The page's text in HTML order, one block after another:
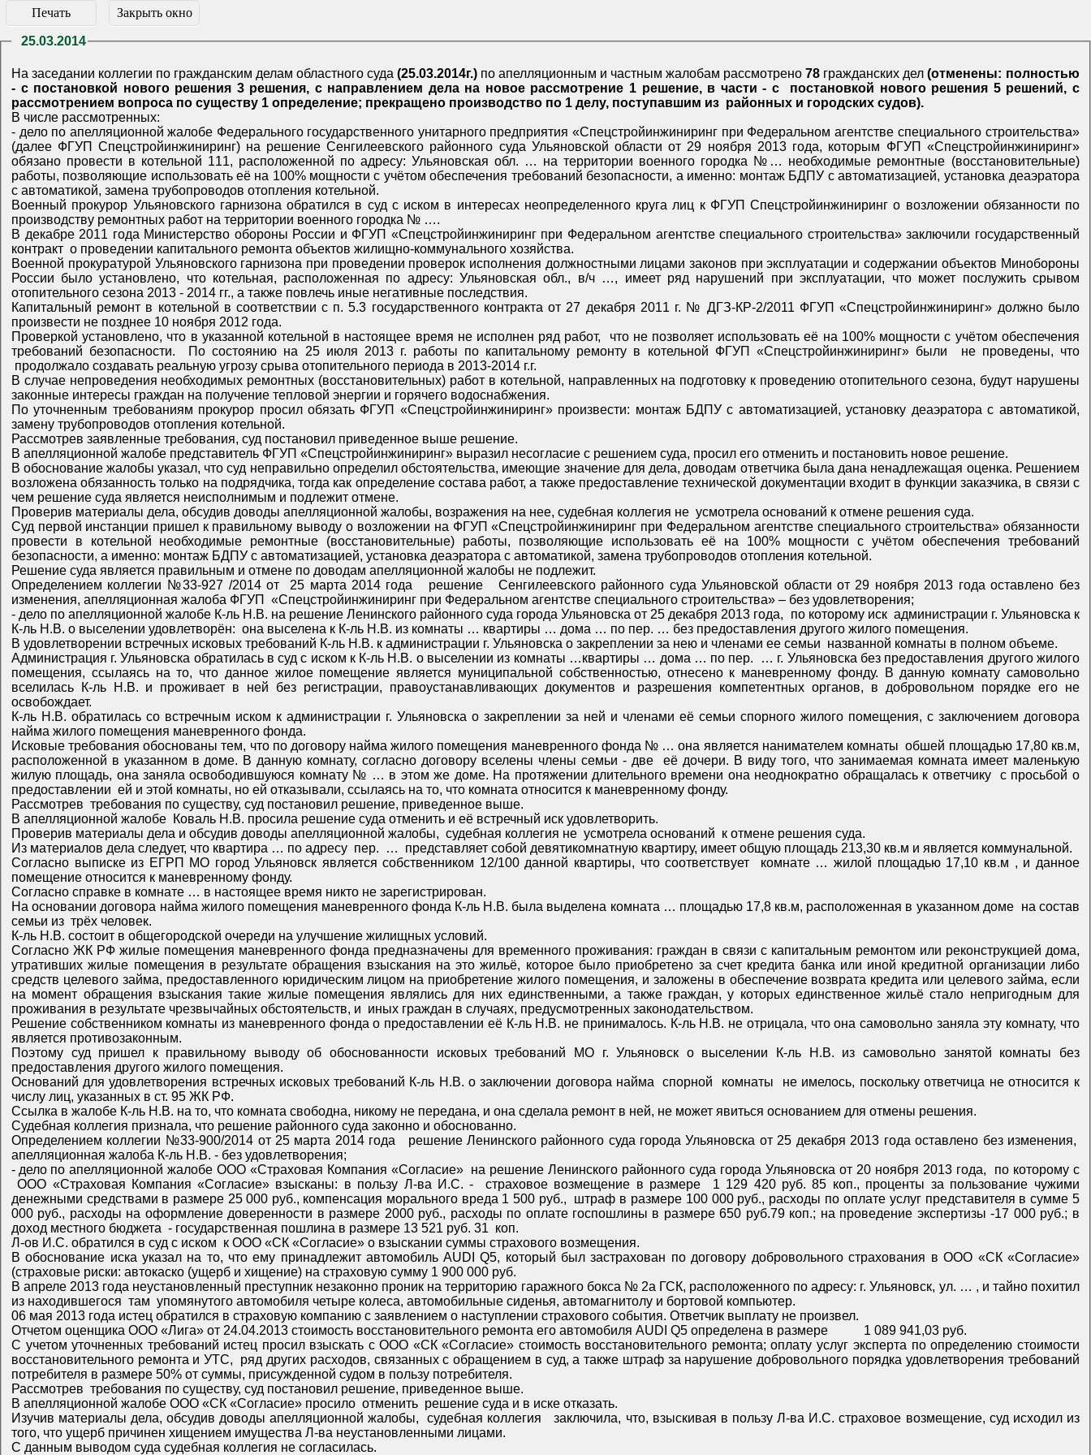
Печать Закрыть окно
25.03.2014
На заседании коллегии по гражданским делам областного суда (25.03.2014г.) по апелляционным и частным жалобам рассмотрено 78 гражданских дел (отменены: полностью
- с постановкой нового решения 3 решения, с направлением дела на новое рассмотрение 1 решение, в части - с постановкой нового решения 5 решений, с
рассмотрением вопроса по существу 1 определение; прекращено производство по 1 делу, поступавшим из районных и городских судов).
В числе рассмотренных:
- дело по апелляционной жалобе Федерального государственного унитарного предприятия «Спецстройинжиниринг при Федеральном агентстве специального строительства»
(далее ФГУП Спецстройинжиниринг) на решение Сенгилеевского районного суда Ульяновской области от 29 ноября 2013 года, которым ФГУП «Спецстройинжиниринг»
обязано провести в котельной 111, расположенной по адресу: Ульяновская обл. … на территории военного городка №… необходимые ремонтные (восстановительные)
работы, позволяющие использовать её на 100% мощности с учётом обеспечения требований безопасности, а именно: монтаж БДПУ с автоматизацией, установка деаэратора
с автоматикой, замена трубопроводов отопления котельной.
Военный прокурор Ульяновского гарнизона обратился в суд с иском в интересах неопределенного круга лиц к ФГУП Спецстройинжиниринг о возложении обязанности по
производству ремонтных работ на территории военного городка № ….
В декабре 2011 года Министерство обороны России и ФГУП «Спецстройинжиниринг при Федеральном агентстве специального строительства» заключили государственный
контракт о проведении капитального ремонта объектов жилищно-коммунального хозяйства.
Военной прокуратурой Ульяновского гарнизона при проведении проверок исполнения должностными лицами законов при эксплуатации и содержании объектов Минобороны
России было установлено, что котельная, расположенная по адресу: Ульяновская обл., в/ч …, имеет ряд нарушений при эксплуатации, что может послужить срывом
отопительного сезона 2013 - 2014 гг., а также повлечь иные негативные последствия.
Капитальный ремонт в котельной в соответствии с п. 5.3 государственного контракта от 27 декабря 2011 г. № ДГЗ-КР-2/2011 ФГУП «Спецстройинжиниринг» должно было
произвести не позднее 10 ноября 2012 года.
Проверкой установлено, что в указанной котельной в настоящее время не исполнен ряд работ, что не позволяет использовать её на 100% мощности с учётом обеспечения
требований безопасности. По состоянию на 25 июля 2013 г. работы по капитальному ремонту в котельной ФГУП «Спецстройинжиниринг» были не проведены, что
продолжало создавать реальную угрозу срыва отопительного периода в 2013-2014 г.г.
В случае непроведения необходимых ремонтных (восстановительных) работ в котельной, направленных на подготовку к проведению отопительного сезона, будут нарушены
законные интересы граждан на получение тепловой энергии и горячего водоснабжения.
По уточненным требованиям прокурор просил обязать ФГУП «Спецстройинжиниринг» произвести: монтаж БДПУ с автоматизацией, установку деаэратора с автоматикой,
замену трубопроводов отопления котельной.
Рассмотрев заявленные требования, суд постановил приведенное выше решение.
В апелляционной жалобе представитель ФГУП «Спецстройинжиниринг» выразил несогласие с решением суда, просил его отменить и постановить новое решение.
В обоснование жалобы указал, что суд неправильно определил обстоятельства, имеющие значение для дела, доводам ответчика была дана ненадлежащая оценка. Решением
возложена обязанность только на подрядчика, тогда как определение состава работ, а также предоставление технической документации входит в функции заказчика, в связи с
чем решение суда является неисполнимым и подлежит отмене.
Проверив материалы дела, обсудив доводы апелляционной жалобы, возражения на нее, судебная коллегия не усмотрела оснований к отмене решения суда.
Суд первой инстанции пришел к правильному выводу о возложении на ФГУП «Спецстройинжиниринг при Федеральном агентстве специального строительства» обязанности
провести в котельной необходимые ремонтные (восстановительные) работы, позволяющие использовать её на 100% мощности с учётом обеспечения требований
безопасности, а именно: монтаж БДПУ с автоматизацией, установка деаэратора с автоматикой, замена трубопроводов отопления котельной.
Решение суда является правильным и отмене по доводам апелляционной жалобы не подлежит.
Определением коллегии №33-927 /2014 от 25 марта 2014 года решение Сенгилеевского районного суда Ульяновской области от 29 ноября 2013 года оставлено без
изменения, апелляционная жалоба ФГУП «Спецстройинжиниринг при Федеральном агентстве специального строительства» – без удовлетворения;
- дело по апелляционной жалобе К-ль Н.В. на решение Ленинского районного суда города Ульяновска от 25 декабря 2013 года, по которому иск администрации г. Ульяновска к
К-ль Н.В. о выселении удовлетворён: она выселена к К-ль Н.В. из комнаты … квартиры … дома … по пер. … без предоставления другого жилого помещения.
В удовлетворении встречных исковых требований К-ль Н.В. к администрации г. Ульяновска о закреплении за нею и членами ее семьи названной комнаты в полном объеме.
Администрация г. Ульяновска обратилась в суд с иском к К-ль Н.В. о выселении из комнаты …квартиры … дома … по пер. … г. Ульяновска без предоставления другого жилого
помещения, ссылаясь на то, что данное жилое помещение является муниципальной собственностью, отнесено к маневренному фонду. В данную комнату самовольно
вселилась К-ль Н.В. и проживает в ней без регистрации, правоустанавливающих документов и разрешения компетентных органов, в добровольном порядке его не
освобождает.
К-ль Н.В. обратилась со встречным иском к администрации г. Ульяновска о закреплении за ней и членами её семьи спорного жилого помещения, с заключением договора
найма жилого помещения маневренного фонда.
Исковые требования обоснованы тем, что по договору найма жилого помещения маневренного фонда № … она является нанимателем комнаты обшей площадью 17,80 кв.м,
расположенной в указанном в доме. В данную комнату, согласно договору вселены члены семьи - две её дочери. В виду того, что занимаемая комната имеет маленькую
жилую площадь, она заняла освободившуюся комнату № … в этом же доме. На протяжении длительного времени она неоднократно обращалась к ответчику с просьбой о
предоставлении ей и этой комнаты, но ей отказывали, ссылаясь на то, что комната относится к маневренному фонду.
Рассмотрев требования по существу, суд постановил решение, приведенное выше.
В апелляционной жалобе Коваль Н.В. просила решение суда отменить и её встречный иск удовлетворить.
Проверив материалы дела и обсудив доводы апелляционной жалобы, судебная коллегия не усмотрела оснований к отмене решения суда.
Из материалов дела следует, что квартира … по адресу пер. … представляет собой девятикомнатную квартиру, имеет общую площадь 213,30 кв.м и является коммунальной.
Согласно выписке из ЕГРП МО город Ульяновск является собственником 12/100 данной квартиры, что соответствует комнате … жилой площадью 17,10 кв.м , и данное
помещение относится к маневренному фонду.
Согласно справке в комнате … в настоящее время никто не зарегистрирован.
На основании договора найма жилого помещения маневренного фонда К-ль Н.В. была выделена комната … площадью 17,8 кв.м, расположенная в указанном доме на состав
семьи из трёх человек.
К-ль Н.В. состоит в общегородской очереди на улучшение жилищных условий.
Согласно ЖК РФ жилые помещения маневренного фонда предназначены для временного проживания: граждан в связи с капитальным ремонтом или реконструкцией дома,
утративших жилые помещения в результате обращения взыскания на это жильё, которое было приобретено за счет кредита банка или иной кредитной организации либо
средств целевого займа, предоставленного юридическим лицом на приобретение жилого помещения, и заложены в обеспечение возврата кредита или целевого займа, если
на момент обращения взыскания такие жилые помещения являлись для них единственными, а также граждан, у которых единственное жильё стало непригодным для
проживания в результате чрезвычайных обстоятельств, и иных граждан в случаях, предусмотренных законодательством.
Решение собственником комнаты из маневренного фонда о предоставлении её К-ль Н.В. не принималось. К-ль Н.В. не отрицала, что она самовольно заняла эту комнату, что
является противозаконным.
Поэтому суд пришел к правильному выводу об обоснованности исковых требований МО г. Ульяновск о выселении К-ль Н.В. из самовольно занятой комнаты без
предоставления другого жилого помещения.
Оснований для удовлетворения встречных исковых требований К-ль Н.В. о заключении договора найма спорной комнаты не имелось, поскольку ответчица не относится к
числу лиц, указанных в ст. 95 ЖК РФ.
Ссылка в жалобе К-ль Н.В. на то, что комната свободна, никому не передана, и она сделала ремонт в ней, не может явиться основанием для отмены решения.
Судебная коллегия признала, что решение районного суда законно и обоснованно.
Определением коллегии №33-900/2014 от 25 марта 2014 года решение Ленинского районного суда города Ульяновска от 25 декабря 2013 года оставлено без изменения,
апелляционная жалоба К-ль Н.В. - без удовлетворения;
- дело по апелляционной жалобе ООО «Страховая Компания «Согласие» на решение Ленинского районного суда города Ульяновска от 20 ноября 2013 года, по которому с
ООО «Страховая Компания «Согласие» взысканы: в пользу Л-ва И.С. - страховое возмещение в размере 1 129 420 руб. 85 коп., проценты за пользование чужими
денежными средствами в размере 25 000 руб., компенсация морального вреда 1 500 руб., штраф в размере 100 000 руб., расходы по оплате услуг представителя в сумме 5
000 руб., расходы на оформление доверенности в размере 2000 руб., расходы по оплате госпошлины в размере 650 руб.79 коп.; на проведение экспертизы -17 000 руб.; в
доход местного бюджета - государственная пошлина в размере 13 521 руб. 31 коп.
Л-ов И.С. обратился в суд с иском к ООО «СК «Согласие» о взыскании суммы страхового возмещения.
В обоснование иска указал на то, что ему принадлежит автомобиль AUDI Q5, который был застрахован по договору добровольного страхования в ООО «СК «Согласие»
(страховые риски: автокаско (ущерб и хищение) на страховую сумму 1 900 000 руб.
В апреле 2013 года неустановленный преступник незаконно проник на территорию гаражного бокса № 2а ГСК, расположенного по адресу: г. Ульяновск, ул. … , и тайно похитил
из находившегося там упомянутого автомобиля четыре колеса, автомобильные сиденья, автомагнитолу и бортовой компьютер.
06 мая 2013 года истец обратился в страховую компанию с заявлением о наступлении страхового события. Ответчик выплату не произвел.
Отчетом оценщика ООО «Лига» от 24.04.2013 стоимость восстановительного ремонта его автомобиля AUDI Q5 определена в размере 1 089 941,03 руб.
С учетом уточненных требований истец просил взыскать с ООО «СК «Согласие» стоимость восстановительного ремонта; оплату услуг эксперта по определению стоимости
восстановительного ремонта и УТС, ряд других расходов, связанных с обращением в суд, а также штраф за нарушение добровольного порядка удовлетворения требований
потребителя в размере 50% от суммы, присужденной судом в пользу потребителя.
Рассмотрев требования по существу, суд постановил решение, приведенное выше.
В апелляционной жалобе ООО «СК «Согласие» просило отменить решение суда и в иске отказать.
Изучив материалы дела, обсудив доводы апелляционной жалобы, судебная коллегия заключила, что, взыскивая в пользу Л-ва И.С. страховое возмещение, суд исходил из
того, что ущерб причинен хищением имущества Л-ва неустановленными лицами.
С данным выводом суда судебная коллегия не согласилась.